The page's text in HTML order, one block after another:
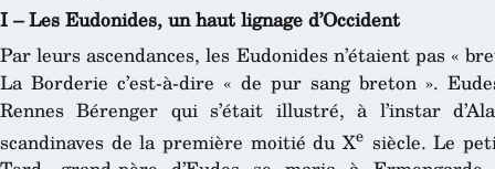
I – Les Eudonides, un haut lignage d’Occident
Par leurs ascendances, les Eudonides n’étaient pas «
La Borderie c’est-à-dire « de pur sang breton ».
Rennes Bérenger qui s’était illustré, à l’instar
scandinaves de la première moitié du Xe siècle. Le